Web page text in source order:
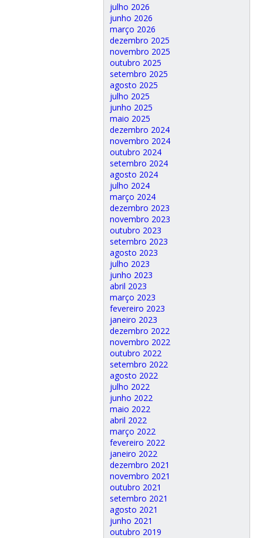
julho 2026
junho 2026
março 2026
dezembro 2025
novembro 2025
outubro 2025
setembro 2025
agosto 2025
julho 2025
junho 2025
maio 2025
dezembro 2024
novembro 2024
outubro 2024
setembro 2024
agosto 2024
julho 2024
março 2024
dezembro 2023
novembro 2023
outubro 2023
setembro 2023
agosto 2023
julho 2023
junho 2023
abril 2023
março 2023
fevereiro 2023
janeiro 2023
dezembro 2022
novembro 2022
outubro 2022
setembro 2022
agosto 2022
julho 2022
junho 2022
maio 2022
abril 2022
março 2022
fevereiro 2022
janeiro 2022
dezembro 2021
novembro 2021
outubro 2021
setembro 2021
agosto 2021
junho 2021
outubro 2019